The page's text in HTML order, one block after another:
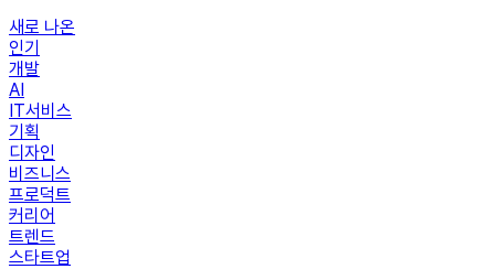
새로 나온
인기
개발
AI
IT서비스
기획
디자인
비즈니스
프로덕트
커리어
트렌드
스타트업